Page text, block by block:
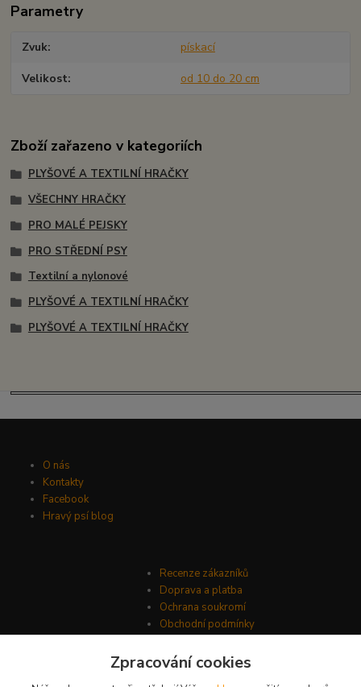
Parametry
Zvuk pískací
Velikost od 10 do 20 cm
Zboží zařazeno v kategoriích
PLYŠOVÉ A TEXTILNÍ HRAČKY
VŠECHNY HRAČKY
PRO MALÉ PEJSKY
PRO STŘEDNÍ PSY
Textilní a nylonové
PLYŠOVÉ A TEXTILNÍ HRAČKY
PLYŠOVÉ A TEXTILNÍ HRAČKY
O nás
Kontakty
Facebook
Hravý psí blog
Recenze zákazníků
Doprava a platba
Ochrana soukromí
Obchodní podmínky
Zpracování cookies